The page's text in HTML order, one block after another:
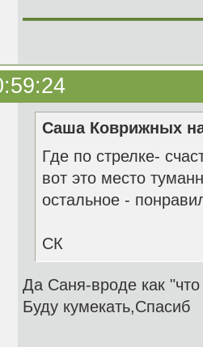
Саша Коврижных
Где по стрелке-
вот это место
остальное -
СК
Да Саня-вроде как "что
Буду кумекать,Спасиб